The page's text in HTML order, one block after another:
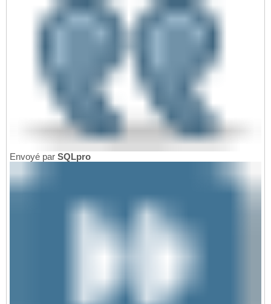
Envoyé par SQLpro